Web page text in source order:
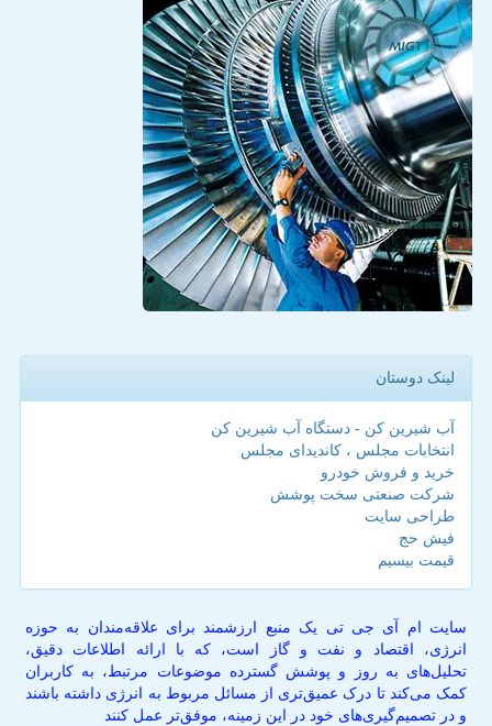
لینک دوستان
آب شیرین کن - دستگاه آب شیرین کن
انتخابات مجلس ، کاندیدای مجلس
خرید و فروش خودرو
شرکت صنعتی سخت پوشش
طراحی سایت
فیش حج
قیمت بیسیم
سایت ام آی جی تی یک منبع ارزشمند برای علاقه‌مندان به حوزه
انرژی، اقتصاد و نفت و گاز است، که با ارائه اطلاعات دقیق،
تحلیل‌های به روز و پوشش گسترده موضوعات مرتبط، به کاربران
کمک می‌کند تا درک عمیق‌تری از مسائل مربوط به انرژی داشته باشند
و در تصمیم‌گیری‌های خود در این زمینه، موفق‌تر عمل کنند